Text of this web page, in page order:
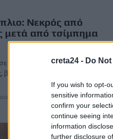
creta24 - Do
If you wish to opt-
sensitive
confirm your
continue seeing
information
further disclosure
Νεκρός από
μετά από τσίμπημα
ένας 46χρονος στο Ναύπλιο,
στη θλίψη σε